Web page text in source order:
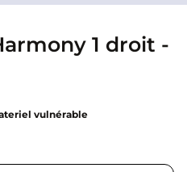
1 droit -
vulnérable